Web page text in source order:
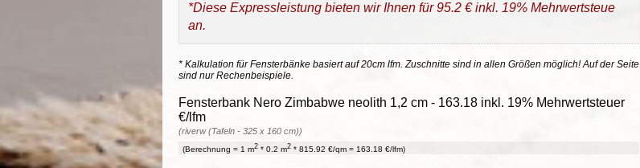
*Diese Expressleistung bieten wir Ihnen für 95.2 € inkl. 19% Mehrwertsteue
an.
* Kalkulation für Fensterbänke basiert auf 20cm lfm. Zuschnitte sind in allen Größen möglich! Auf der Seite
sind nur Rechenbeispiele.
Fensterbank Nero Zimbabwe neolith 1,2 cm - 163.18 inkl. 19% Mehrwertsteuer
€/lfm
(riverw (Tafeln - 325 x 160 cm))
(Berechnung = 1 m2 * 0.2 m2 * 815.92 €/qm = 163.18 €/lfm)